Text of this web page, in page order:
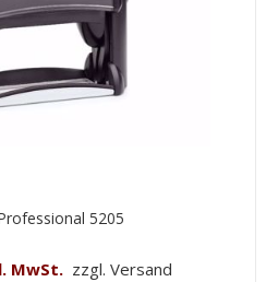
5205
MwSt. zzgl. Versand